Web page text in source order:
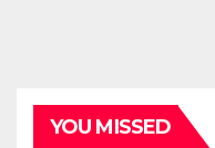
YOU MISSED